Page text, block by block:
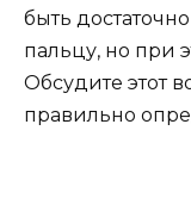
быть
пальцу, но при
Обсудите этот
правильно